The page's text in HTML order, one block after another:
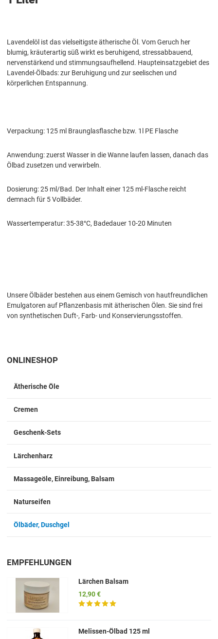
ONLINESHOP
Ätherische Öle
Cremen
Geschenk-Sets
Lärchenharz
Massageöle, Einreibung, Balsam
Naturseifen
Ölbäder, Duschgel
Lavendelöl ist das vielseitigste ätherische Öl. Vom Geruch her
blumig, kräuterartig süß wirkt es beruhigend, stressabbauend,
nervenstärkend und stimmungsaufhellend. Haupteinsatzgebiet des
Lavendel-Ölbads: zur Beruhigung und zur seelischen und
körperlichen Entspannung.
Verpackung: 125 ml Braunglasflasche bzw. 1l PE Flasche
Anwendung: zuerst Wasser in die Wanne laufen lassen, danach das
Ölbad zusetzen und verwirbeln.
Dosierung: 25 ml/Bad. Der Inhalt einer 125 ml-Flasche reicht
demnach für 5 Vollbäder.
Wassertemperatur: 35-38°C, Badedauer 10-20 Minuten
Unsere Ölbäder bestehen aus einem Gemisch von hautfreundlichen
Emulgatoren auf Pflanzenbasis mit ätherischen Ölen. Sie sind frei
von synthetischen Duft-, Farb- und Konservierungsstoffen.
EMPFEHLUNGEN
Lärchen Balsam
12,90 €
Melissen-Ölbad 125 ml